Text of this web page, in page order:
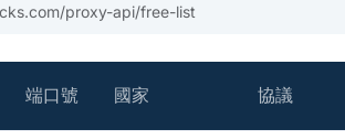
端口號 國家 協議